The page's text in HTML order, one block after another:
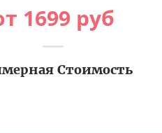
1699 руб
Стоимость